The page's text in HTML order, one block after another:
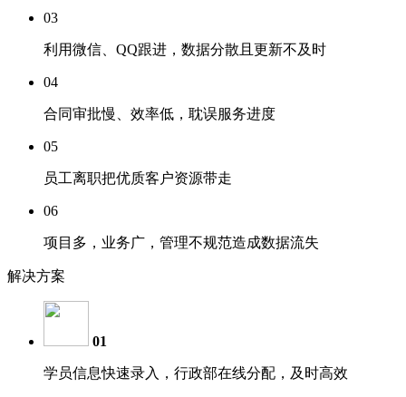
03
利用微信、QQ跟进，数据分散且更新不及时
04
合同审批慢、效率低，耽误服务进度
05
员工离职把优质客户资源带走
06
项目多，业务广，管理不规范造成数据流失
解决方案
01
学员信息快速录入，行政部在线分配，及时高效